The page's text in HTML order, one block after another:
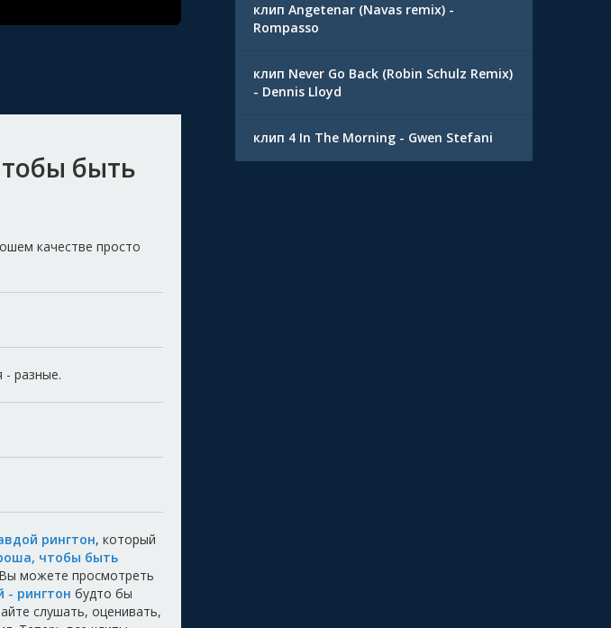
быть
качестве просто
разные.
рингтон, который
чтобы быть
можете просмотреть
рингтон будто бы
слушать, оценивать,
клип Angetenar (Navas remix) -
Rompasso
клип Never Go Back (Robin Schulz Remix)
- Dennis Lloyd
клип 4 In The Morning - Gwen Stefani